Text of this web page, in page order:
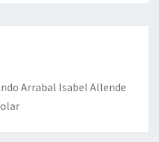
Arrabal Isabel Allende